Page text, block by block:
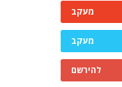
מעקב
מעקב
להירשם